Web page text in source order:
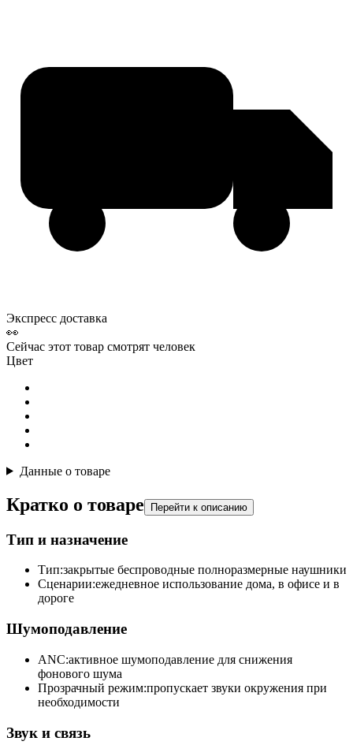
Экспресс доставка
👀
Сейчас этот товар смотрят человек
Цвет
Данные о товаре
Кратко о товаре Перейти к описанию
Тип и назначение
Тип:закрытые беспроводные полноразмерные наушники
Сценарии:ежедневное использование дома, в офисе и в
дороге
Шумоподавление
ANC:активное шумоподавление для снижения
фонового шума
Прозрачный режим:пропускает звуки окружения при
необходимости
Звук и связь